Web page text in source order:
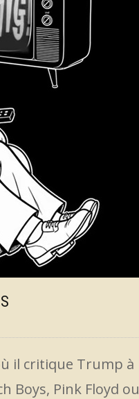
il critique Trump à
Boys, Pink Floyd ou